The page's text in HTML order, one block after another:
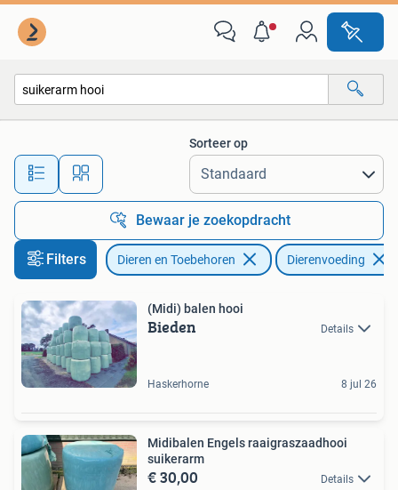
Alle afstanden…
Sorteer op
Bewaar je zoekopdracht
Filters Dieren en Toebehoren Dierenvoeding
(Midi) balen hooi
Bieden Details
Haskerhorne 8 jul 26
Midibalen Engels raaigraszaadhooi
suikerarm
€ 30,00 Details